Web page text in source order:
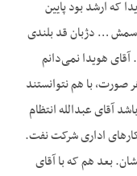
که ارشد بود پایین
… دژبان قد بلندی
هویدا نمی‌دانم
با هم نتوانستند
آقای عبدالله انتظام
اداری شرکت نفت.
بعد هم که با آقای